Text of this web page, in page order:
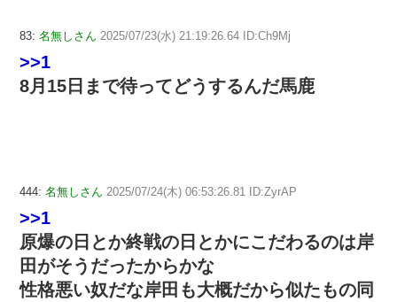
83: 名無しさん 2025/07/23(水) 21:19:26.64 ID:Ch9Mj
>>1
8月15日まで待ってどうするんだ馬鹿
444: 名無しさん 2025/07/24(木) 06:53:26.81 ID:ZyrAP
>>1
原爆の日とか終戦の日とかにこだわるのは岸
田がそうだったからかな
性格悪い奴だな岸田も大概だから似たもの同